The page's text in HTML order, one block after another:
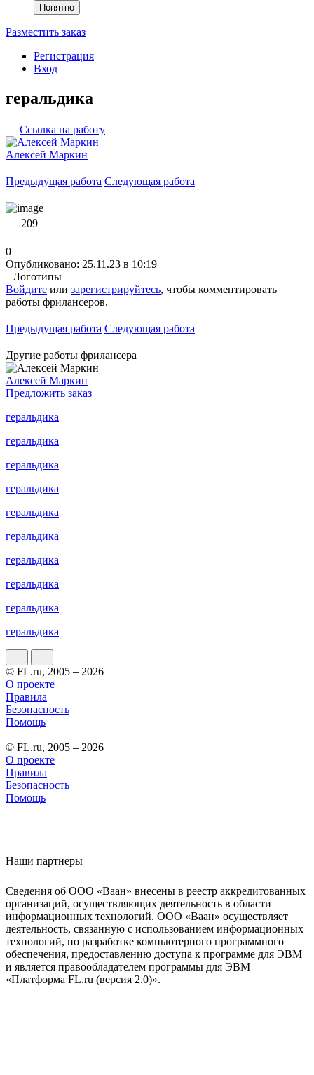
Понятно
Разместить заказ
Регистрация
Вход
геральдика
Ссылка на работу
Алексей Маркин
Предыдущая работа Следующая работа
209
0
Опубликовано: 25.11.23 в 10:19
Логотипы
Войдите или зарегистрируйтесь, чтобы комментировать
работы фрилансеров.
Предыдущая работа Следующая работа
Другие работы фрилансера
Алексей Маркин
Предложить заказ
геральдика
геральдика
геральдика
геральдика
геральдика
геральдика
геральдика
геральдика
геральдика
геральдика
© FL.ru, 2005 – 2026
О проекте
Правила
Безопасность
Помощь
© FL.ru, 2005 – 2026
О проекте
Правила
Безопасность
Помощь
Наши партнеры
Сведения об ООО «Ваан» внесены в реестр аккредитованных
организаций, осуществляющих деятельность в области
информационных технологий. ООО «Ваан» осуществляет
деятельность, связанную с использованием информационных
технологий, по разработке компьютерного программного
обеспечения, предоставлению доступа к программе для ЭВМ
и является правообладателем программы для ЭВМ
«Платформа FL.ru (версия 2.0)».